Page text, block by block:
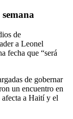
de
a Leonel
fecha que “será
de gobernar
un encuentro en
a Haití y el